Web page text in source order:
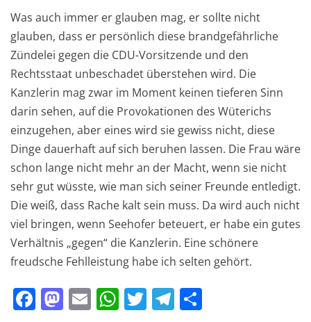
Was auch immer er glauben mag, er sollte nicht
glauben, dass er persönlich diese brandgefährliche
Zündelei gegen die CDU-Vorsitzende und den
Rechtsstaat unbeschadet überstehen wird. Die
Kanzlerin mag zwar im Moment keinen tieferen Sinn
darin sehen, auf die Provokationen des Wüterichs
einzugehen, aber eines wird sie gewiss nicht, diese
Dinge dauerhaft auf sich beruhen lassen. Die Frau wäre
schon lange nicht mehr an der Macht, wenn sie nicht
sehr gut wüsste, wie man sich seiner Freunde entledigt.
Die weiß, dass Rache kalt sein muss. Da wird auch nicht
viel bringen, wenn Seehofer beteuert, er habe ein gutes
Verhältnis „gegen“ die Kanzlerin. Eine schönere
freudsche Fehlleistung habe ich selten gehört.
F M E W T T